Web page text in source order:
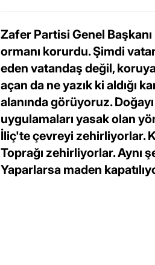
Zafer Partisi Genel
ormanı korurdu. Şimdi
eden vatandaş değil,
açan da ne yazık ki aldığı
alanında görüyoruz.
uygulamaları yasak olan
İliç'te çevreyi zehirliyorlar.
Toprağı zehirliyorlar. Aynı
Yaparlarsa maden